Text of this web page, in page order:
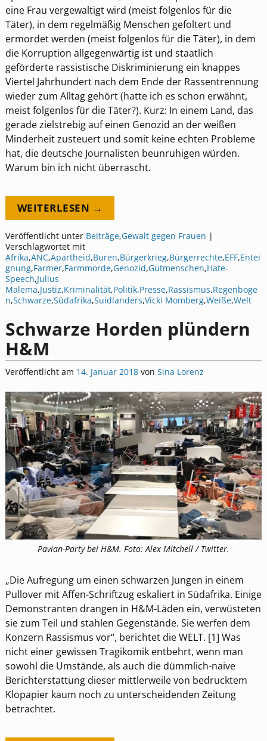
eine Frau vergewaltigt wird (meist folgenlos für die
Täter), in dem regelmäßig Menschen gefoltert und
ermordet werden (meist folgenlos für die Täter), in dem
die Korruption allgegenwärtig ist und staatlich
geförderte rassistische Diskriminierung ein knappes
Viertel Jahrhundert nach dem Ende der Rassentrennung
wieder zum Alltag gehört (hatte ich es schon erwähnt,
meist folgenlos für die Täter?). Kurz: In einem Land, das
gerade zielstrebig auf einen Genozid an der weißen
Minderheit zusteuert und somit keine echten Probleme
hat, die deutsche Journalisten beunruhigen würden.
Warum bin ich nicht überrascht.
WEITERLESEN →
Veröffentlicht unter Beiträge,Gewalt gegen Frauen |
Verschlagwortet mit
Afrika,ANC,Apartheid,Buren,Bürgerkrieg,Bürgerrechte,EFF,Entei
gnung,Farmer,Farmmorde,Genozid,Gutmenschen,Hate-
Speech,Julius
Malema,Justiz,Kriminalität,Politik,Presse,Rassismus,Regenboge
n,Schwarze,Südafrika,Suidlanders,Vicki Momberg,Weiße,Welt
Schwarze Horden plündern
H&M
Veröffentlicht am 14. Januar 2018 von Sina Lorenz
Pavian-Party bei H&M. Foto: Alex Mitchell / Twitter.
„Die Aufregung um einen schwarzen Jungen in einem
Pullover mit Affen-Schriftzug eskaliert in Südafrika. Einige
Demonstranten drangen in H&M-Läden ein, verwüsteten
sie zum Teil und stahlen Gegenstände. Sie werfen dem
Konzern Rassismus vor“, berichtet die WELT. [1] Was
nicht einer gewissen Tragikomik entbehrt, wenn man
sowohl die Umstände, als auch die dümmlich-naive
Berichterstattung dieser mittlerweile von bedrucktem
Klopapier kaum noch zu unterscheidenden Zeitung
betrachtet.